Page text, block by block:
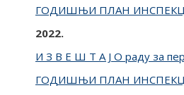
ГОДИШЊИ ПЛАН
2022.
И З В Е Ш Т А Ј О раду за
ГОДИШЊИ ПЛАН